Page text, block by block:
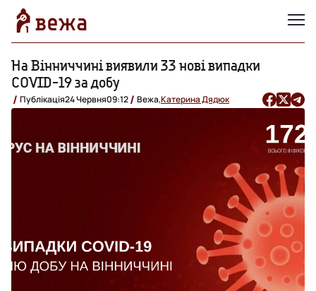
На Вінниччині виявили 33 нові випадки
COVID-19 за добу
Публікація24 Червня09:12 Вежа,Катерина Дядюк